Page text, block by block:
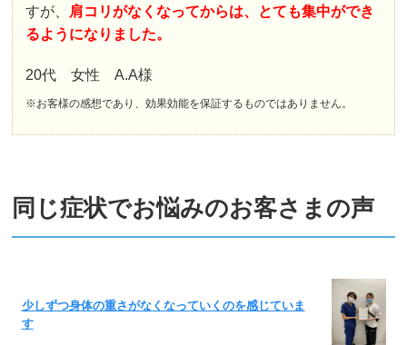
すが、 肩コリがなくなってからは、とても集中ができ
るようになりました。
20代 女性 A.A様
※お客様の感想であり、効果効能を保証するものではありません。
同じ症状でお悩みのお客さまの声
少しずつ身体の重さがなくなっていくのを感じていま
す